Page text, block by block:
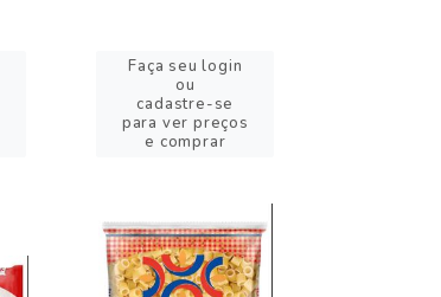
Faça seu login
ou
cadastre-se
para ver preços
e comprar